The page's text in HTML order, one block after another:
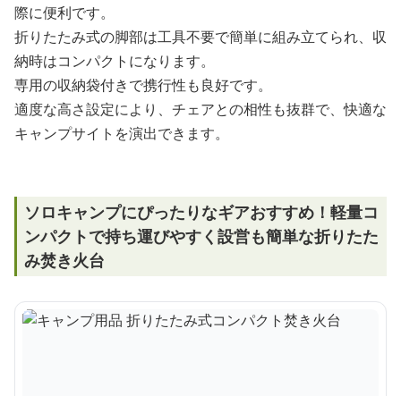
際に便利です。
折りたたみ式の脚部は工具不要で簡単に組み立てられ、収
納時はコンパクトになります。
専用の収納袋付きで携行性も良好です。
適度な高さ設定により、チェアとの相性も抜群で、快適な
キャンプサイトを演出できます。
ソロキャンプにぴったりなギアおすすめ！軽量コ
ンパクトで持ち運びやすく設営も簡単な折りたた
み焚き火台